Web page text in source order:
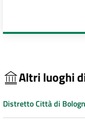
Altri luoghi
Distretto Città di